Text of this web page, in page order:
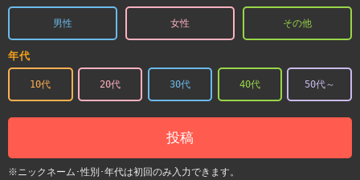
男性 女性 その他
年代
10代 20代 30代 40代 50代～
投稿
※ニックネーム･性別･年代は初回のみ入力できます。